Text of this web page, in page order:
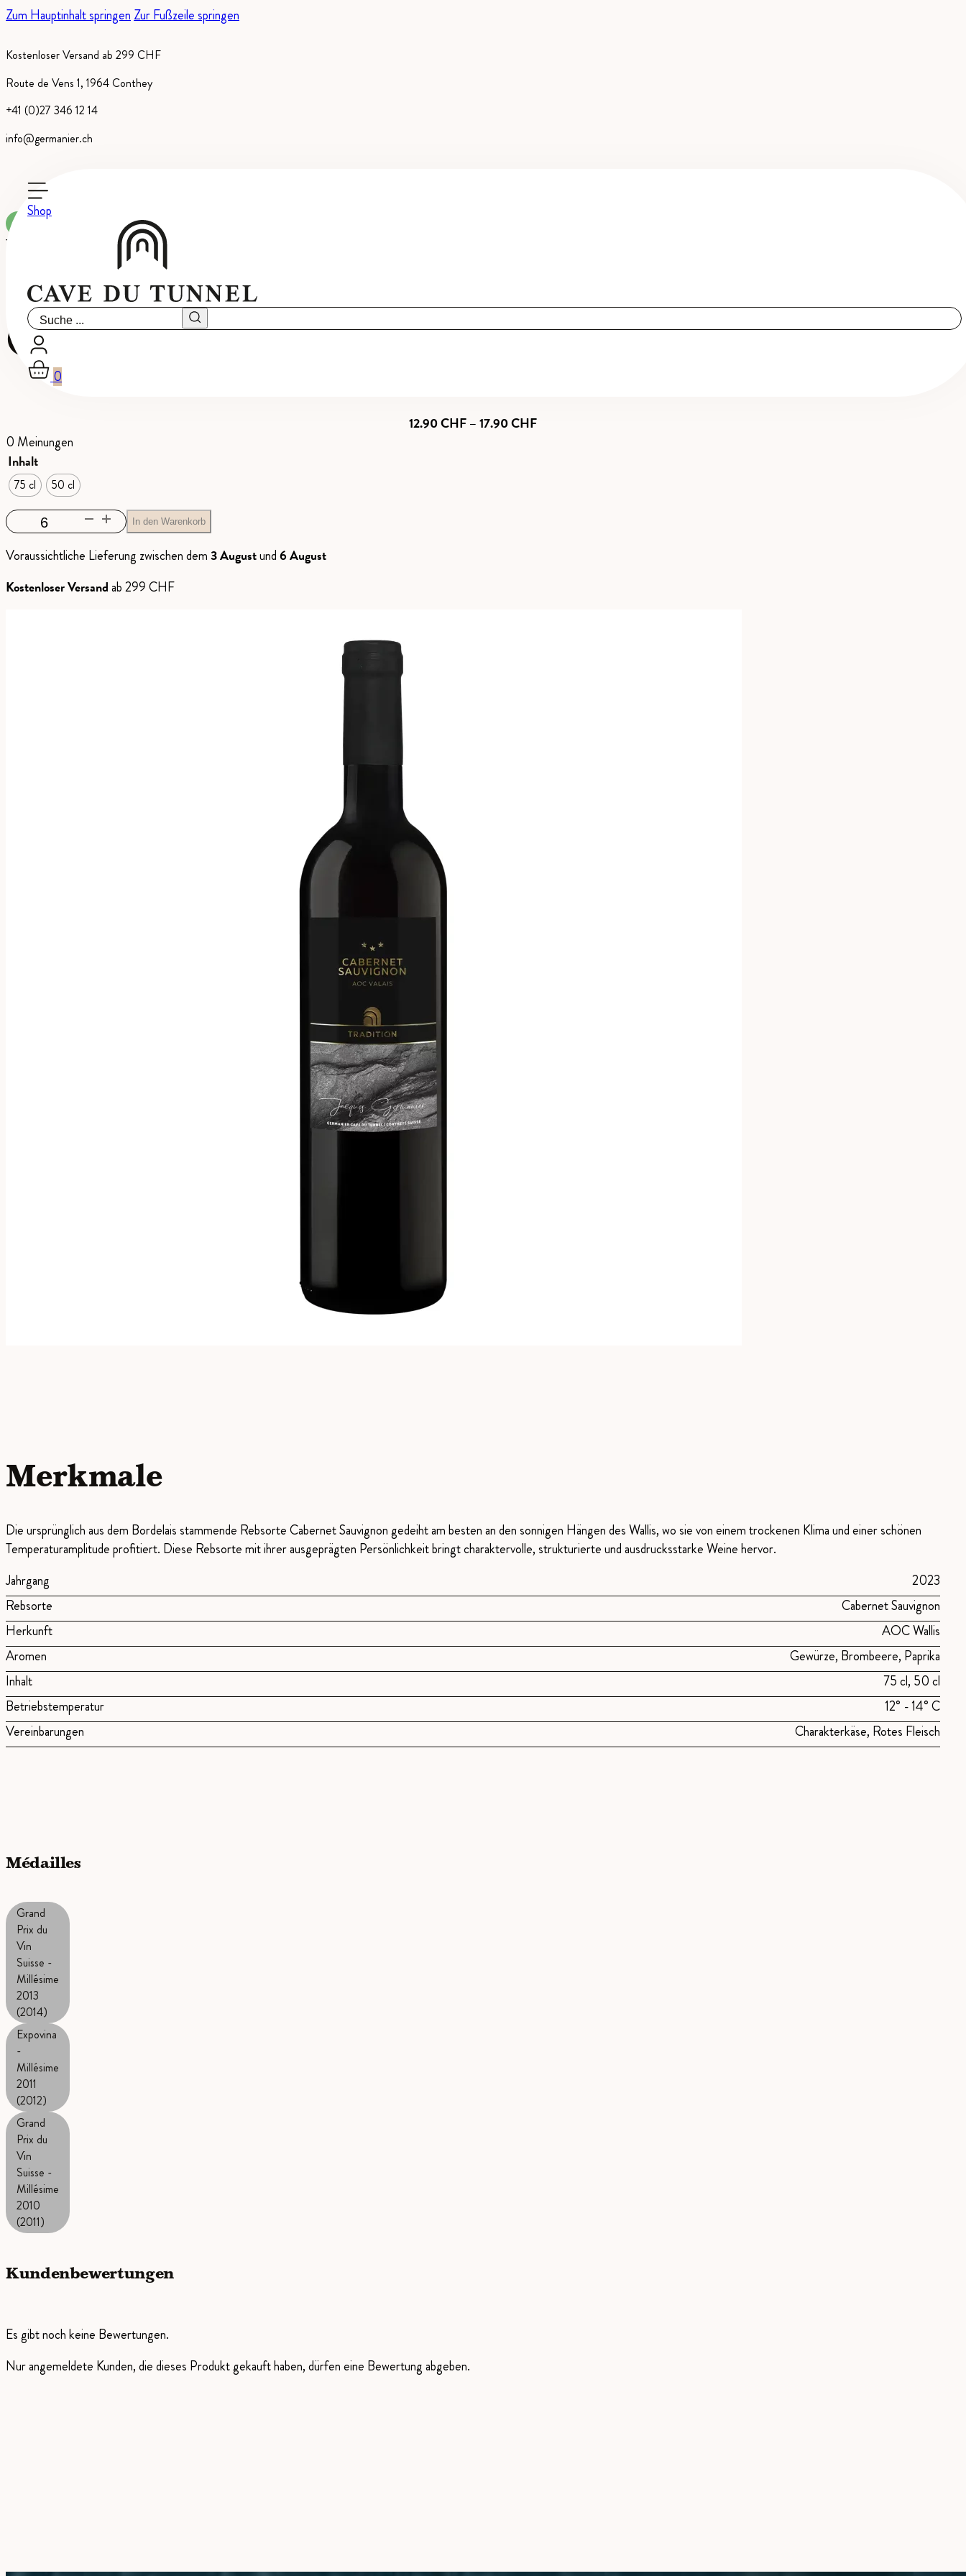
Zum Hauptinhalt springen Zur Fußzeile springen
Kostenloser Versand ab 299 CHF
Route de Vens 1, 1964 Conthey
+41 (0)27 346 12 14
info@germanier.ch
Shop
Suche
0
Auf Bestellung erhältlich
Tradition, Medaillenweine
Cabernet Sauvignon
12.90CHF–17.90CHFPreisspanne:
0 Meinungen
Inhalt
75 cl 50 cl
Cabernet
Sauvignon
Menge
In den Warenkorb
Voraussichtliche Lieferung zwischen dem3 Augustund6 August
Kostenloser Versandab 299 CHF
Merkmale
Die ursprünglich aus dem Bordelais stammende Rebsorte Cabernet Sauvignon gedeiht am besten an den sonnigen Hängen des Wallis, wo sie von einem trockenen Klima und einer schönen
Temperaturamplitude profitiert. Diese Rebsorte mit ihrer ausgeprägten Persönlichkeit bringt charaktervolle, strukturierte und ausdrucksstarke Weine hervor.
Jahrgang
2023
Rebsorte
Cabernet Sauvignon
Herkunft
AOC Wallis
Aromen
Gewürze, Brombeere, Paprika
Inhalt
75 cl, 50 cl
Betriebstemperatur
12° - 14° C
Vereinbarungen
Charakterkäse, Rotes Fleisch
Médailles
Grand
Prix du
Vin
Suisse -
Millésime
2013
(2014)
Expovina
-
Millésime
2011
(2012)
Grand
Prix du
Vin
Suisse -
Millésime
2010
(2011)
Kundenbewertungen
Es gibt noch keine Bewertungen.
Nur angemeldete Kunden, die dieses Produkt gekauft haben, dürfen eine Bewertung abgeben.